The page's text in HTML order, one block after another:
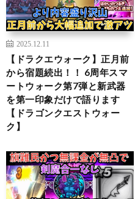
2025.12.11
【ドラクエウォーク】正月前
から宿題続出！！ 6周年スマ
ートウォーク第7弾と新武器
を第一印象だけで語ります
【ドラゴンクエストウォー
ク】